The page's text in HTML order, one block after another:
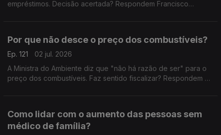
empréstimos. Decisão acertada? Respondem Francisco
Por que não desce o preço dos combustíveis?
Ep. 121
02 jul. 2026
A Ministra do Ambiente diz que "não há razão de ser" para o
preço dos combustíveis. Faz sentido fiscalizar? Respondem o
Como lidar com o aumento das pessoas sem
médico de família?